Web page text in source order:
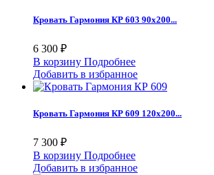
Кровать Гармония КР 603 90х200...
6 300 ₽
В корзину Подробнее
Добавить в избранное
Кровать Гармония КР 609 120х200...
7 300 ₽
В корзину Подробнее
Добавить в избранное